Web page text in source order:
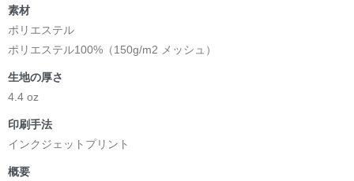
素材
ポリエステル
ポリエステル100%（150g/m2 メッシュ）
生地の厚さ
4.4 oz
印刷手法
インクジェットプリント
概要